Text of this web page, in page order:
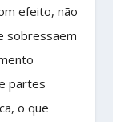
efeito, não
sobressaem
partes
o que